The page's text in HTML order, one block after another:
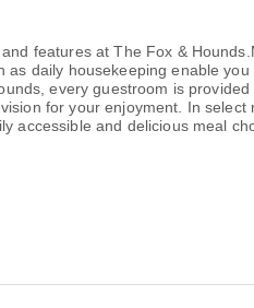
features at The Fox &
daily housekeeping enable
every guestroom is
for your enjoyment. In
accessible and delicious meal